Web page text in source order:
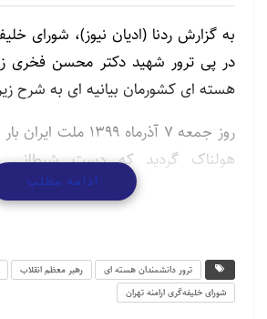
به گزارش ردنا (ادیان نیوز)، شورای
در پی ترور شهید دکتر محسن فخری
هسته ای کشورمان بیانیه ای به شرح
روز جمعه ۷ آذرماه
هولناک گردید که دست شیطانی
اسلامی ایران مخصوصاً عوامل
جنایتی که یکی از فرزندان رشید و
دانشمند برجسته هسته‌ای ایران،
ادامه مطلب
ترور دانشمندان هسته ای رهبر معظم انقلاب
شورای خلیفه‌گری ارامنه تهران